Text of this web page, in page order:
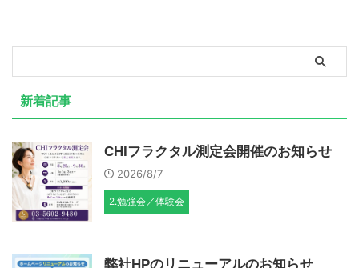
新着記事
CHIフラクタル測定会開催のお知らせ
2026/8/7
2.勉強会／体験会
弊社HPのリニューアルのお知らせ